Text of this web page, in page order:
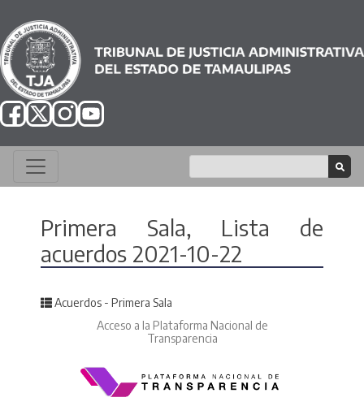
Primera Sala, Lista de
acuerdos 2021-10-22
Posted in
Acuerdos - Primera Sala
Acceso a la Plataforma Nacional de
Transparencia